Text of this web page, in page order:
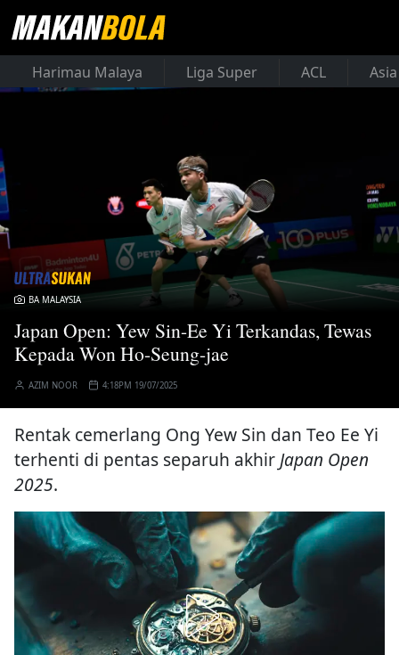
Harimau Malaya Liga Super ACL
BA MALAYSIA
Japan Open: Yew Sin-Ee Yi Terkandas, Tewas
Kepada Won Ho-Seung-jae
AZIM NOOR 4:18PM 19/07/2025
Rentak cemerlang Ong Yew Sin dan Teo Ee Yi
terhenti di pentas separuh akhir Japan Open
2025.